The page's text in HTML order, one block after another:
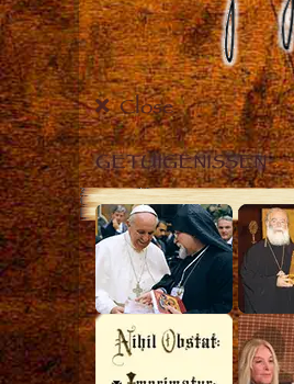
Close
GETUIGENISSEN